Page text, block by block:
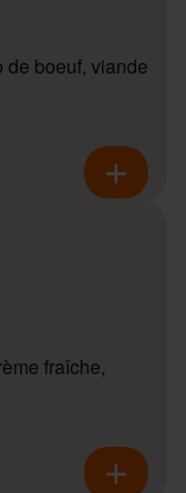
de boeuf, viande
fraîche,